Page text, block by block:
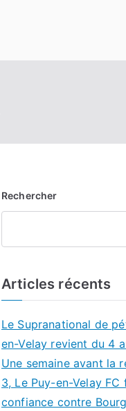
Rechercher
Articles récents
Le Supranational de
en-Velay revient du 4
Une semaine avant la
3, Le Puy-en-Velay
confiance contre